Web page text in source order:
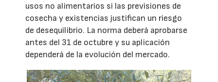
usos no alimentarios si las previsiones de
cosecha y existencias justifican un riesgo
de desequilibrio. La norma deberá aprobarse
antes del 31 de octubre y su aplicación
dependerá de la evolución del mercado.